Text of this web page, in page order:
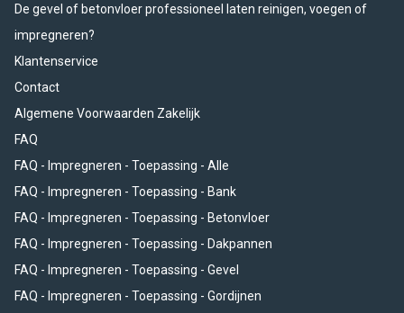
De gevel of betonvloer professioneel laten reinigen, voegen of
impregneren?
Klantenservice
Contact
Algemene Voorwaarden Zakelijk
FAQ
FAQ - Impregneren - Toepassing - Alle
FAQ - Impregneren - Toepassing - Bank
FAQ - Impregneren - Toepassing - Betonvloer
FAQ - Impregneren - Toepassing - Dakpannen
FAQ - Impregneren - Toepassing - Gevel
FAQ - Impregneren - Toepassing - Gordijnen